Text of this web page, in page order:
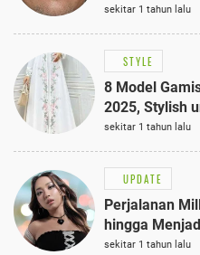
sekitar 1 tahun lalu
STYLE
8 Model
2025, Stylish
Semi-Formal
sekitar 1 tahun lalu
UPDATE
Perjalanan
hingga
sekitar 1 tahun lalu